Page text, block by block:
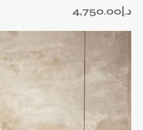
د.إ4,750.00